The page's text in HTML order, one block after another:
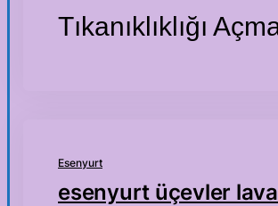
Tıkanıklıklığı
Esenyurt
esenyurt üçevler